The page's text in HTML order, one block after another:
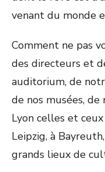
venant du monde
Comment ne pas
des directeurs et
auditorium, de
de nos musées,
Lyon celles et
Leipzig, à
grands lieux de